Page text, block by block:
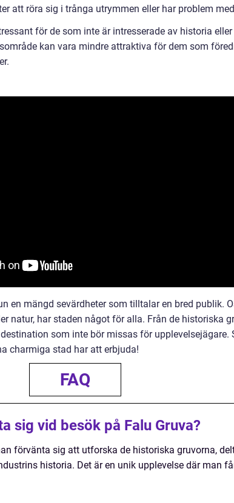
att röra sig i trånga utrymmen eller har problem
för de som inte är intresserade av historia
kan vara mindre attraktiva för dem som
en mängd sevärdheter som tilltalar en bred publik.
natur, har staden något för alla. Från de historiska
som inte bör missas för upplevelsejägare.
charmiga stad har att erbjuda!
FAQ
sig vid besök på Falu Gruva?
förvänta sig att utforska de historiska gruvorna,
historia. Det är en unik upplevelse där man